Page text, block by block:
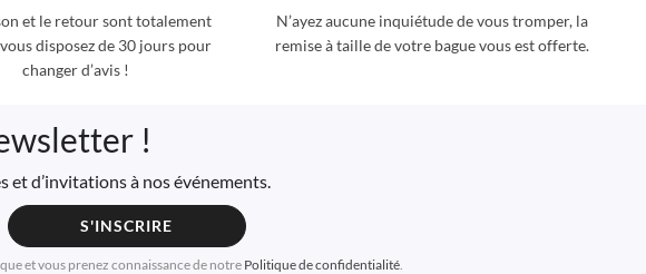
et le retour sont totalement
disposez de 30 jours pour
changer d’avis !
N’ayez aucune inquiétude de vous tromper, la
remise à taille de votre bague vous est offerte.
!
et d’invitations à nos événements.
S'INSCRIRE
et vous prenez connaissance de notre Politique de confidentialité.